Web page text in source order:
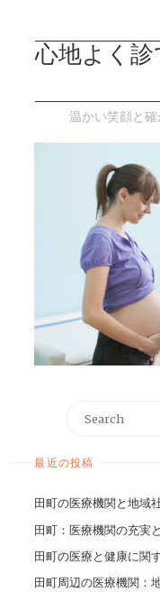
心地よく
温かい笑顔と確
最近の投稿
田町の医療機関と地域
田町：医療機関の充実
田町の医療と健康に関
田町周辺の医療機関：